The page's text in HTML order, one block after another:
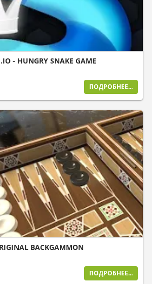
- HUNGRY SNAKE GAME
ПОДРОБНЕЕ...
BACKGAMMON
ПОДРОБНЕЕ...